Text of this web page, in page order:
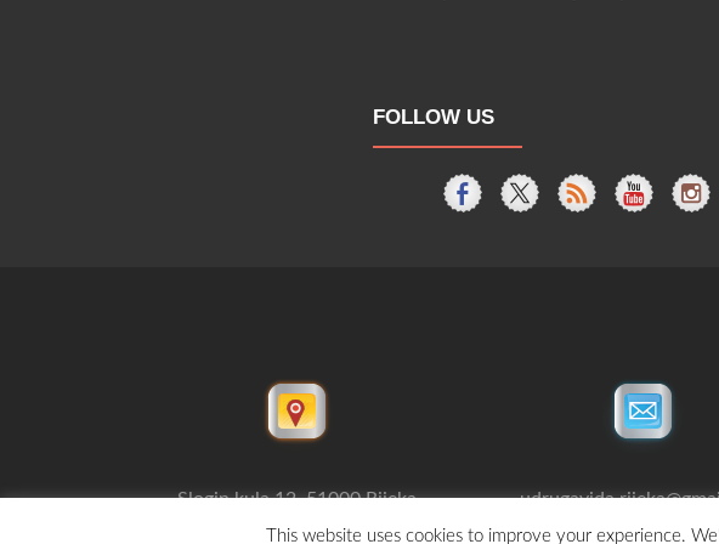
FOLLOW US
Slogin kula 12, 51000 Rijeka
This website uses cookies to improve your experience.